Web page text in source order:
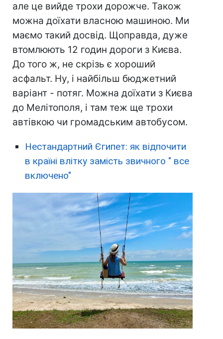
але це вийде трохи дорожче. Також
можна доїхати власною машиною. Ми
маємо такий досвід. Щоправда, дуже
втомлюють 12 годин дороги з Києва.
До того ж, не скрізь є хороший
асфальт. Ну, і найбільш бюджетний
варіант - потяг. Можна доїхати з Києва
до Мелітополя, і там теж ще трохи
автівкою чи громадським автобусом.
Нестандартний Єгипет: як відпочити
в країні влітку замість звичного " все
включено"